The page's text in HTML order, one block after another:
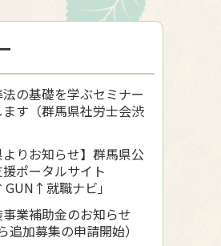
の基礎を学ぶセミナー
す（群馬県社労士会渋
よりお知らせ】群馬県公
ポータルサイト
就職ナビ」
業補助金のお知らせ
追加募集の申請開始）